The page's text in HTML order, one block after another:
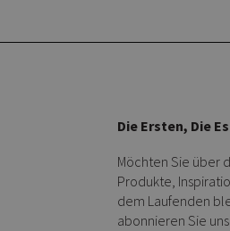
Die Ersten, Die
Möchten Sie über
Produkte,
dem Laufenden
abonnieren Sie